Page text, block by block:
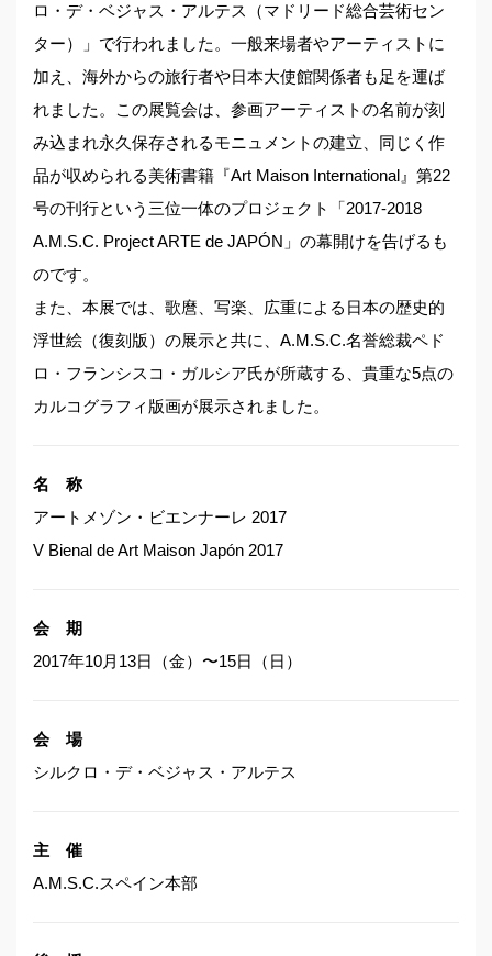
ロ・デ・ベジャス・アルテス（マドリード総合芸術セン
ター）」で行われました。一般来場者やアーティストに
加え、海外からの旅行者や日本大使館関係者も足を運ば
れました。この展覧会は、参画アーティストの名前が刻
み込まれ永久保存されるモニュメントの建立、同じく作
品が収められる美術書籍『Art Maison International』第22
号の刊行という三位一体のプロジェクト「2017-2018
A.M.S.C. Project ARTE de JAPÓN」の幕開けを告げるも
のです。
また、本展では、歌麿、写楽、広重による日本の歴史的
浮世絵（復刻版）の展示と共に、A.M.S.C.名誉総裁ペド
ロ・フランシスコ・ガルシア氏が所蔵する、貴重な5点の
カルコグラフィ版画が展示されました。
名 称
アートメゾン・ビエンナーレ 2017
V Bienal de Art Maison Japón 2017
会 期
2017年10月13日（金）〜15日（日）
会 場
シルクロ・デ・ベジャス・アルテス
主 催
A.M.S.C.スペイン本部